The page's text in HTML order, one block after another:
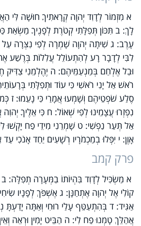
א מִזְמוֹר לְדָוִד יְהוָה קְרָאתִיךָ חוּשָׁה לִּי
לָךְ: ב תִּכּוֹן תְּפִלָּתִי קְטֹרֶת לְפָנֶיךָ מַשְׂאַת
עָרֶב: ג שִׁיתָה יְהוָה שָׁמְרָה לְפִי נִצְּרָה
לִבִּי לְדָבָר רָע לְהִתְעוֹלֵל עֲלִלוֹת בְּרֶשַׁע
וּבַל אֶלְחַם בְּמַנְעַמֵּיהֶם: ה יֶהֶלְמֵנִי צַדִּיק
רֹאשׁ אַל יָנִי רֹאשִׁי כִּי עוֹד וּתְפִלָּתִי
סֶלַע שֹׁפְטֵיהֶם וְשָׁמְעוּ אֲמָרַי כִּי נָעֵמוּ: ז
נִפְזְרוּ עֲצָמֵינוּ לְפִי שְׁאוֹל: ח כִּי אֵלֶיךָ יְהוִה
אַל תְּעַר נַפְשִׁי: ט שָׁמְרֵנִי מִידֵי פַח יָקְשׁוּ
אָוֶן: י יִפְּלוּ בְמַכְמֹרָיו רְשָׁעִים יַחַד אָנֹכִי
פרק קמב
א מַשְׂכִּיל לְדָוִד בִּהְיוֹתוֹ בַמְּעָרָה תְפִלָּה: ב
קוֹלִי אֶל יְהוָה אֶתְחַנָּן: ג אֶשְׁפֹּךְ לְפָנָיו
אַגִּיד: ד בְּהִתְעַטֵּף עָלַי רוּחִי וְאַתָּה יָדַעְתָּ
אֲהַלֵּךְ טָמְנוּ פַח לִי: ה הַבֵּיט יָמִין וּרְאֵה